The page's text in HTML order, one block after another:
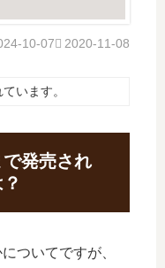
2020-11-08
10-07
います。
発売され
ついてですが、